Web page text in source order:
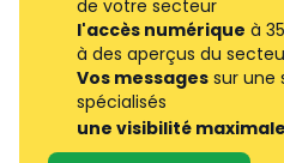
de votre secteur
l'accès numérique à
à des aperçus du
Vos messages sur une
spécialisés
une visibilité maximale